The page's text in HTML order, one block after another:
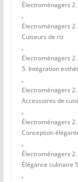
Électroménagers
,
Électroménagers
Cuiseurs de riz
,
Électroménagers
5. Intégration
,
Electroménagers
Accessoires de
,
Électroménagers
Conception
,
Électroménagers
Élégance culinaire
,